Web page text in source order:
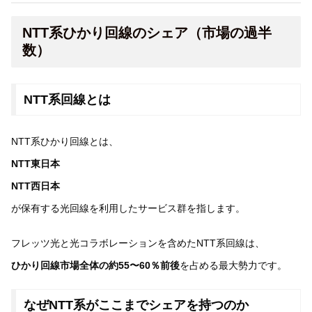
NTT系ひかり回線のシェア（市場の過半
数）
NTT系回線とは
NTT系ひかり回線とは、
NTT東日本
NTT西日本
が保有する光回線を利用したサービス群を指します。
フレッツ光と光コラボレーションを含めたNTT系回線は、
ひかり回線市場全体の約55〜60％前後を占める最大勢力です。
なぜNTT系がここまでシェアを持つのか